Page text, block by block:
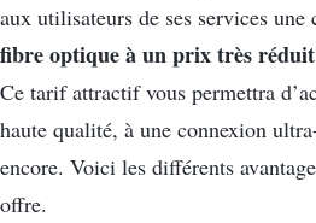
aux utilisateurs de ses services
fibre optique à un prix très réduit
Ce tarif attractif vous permettra
haute qualité, à une connexion
encore. Voici les différents
offre.